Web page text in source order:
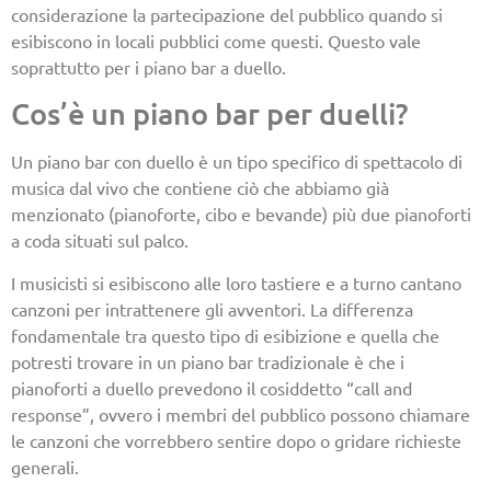
considerazione la partecipazione del pubblico quando si
esibiscono in locali pubblici come questi. Questo vale
soprattutto per i piano bar a duello.
Cos’è un piano bar per duelli?
Un piano bar con duello è un tipo specifico di spettacolo di
musica dal vivo che contiene ciò che abbiamo già
menzionato (pianoforte, cibo e bevande) più due pianoforti
a coda situati sul palco.
I musicisti si esibiscono alle loro tastiere e a turno cantano
canzoni per intrattenere gli avventori. La differenza
fondamentale tra questo tipo di esibizione e quella che
potresti trovare in un piano bar tradizionale è che i
pianoforti a duello prevedono il cosiddetto “call and
response”, ovvero i membri del pubblico possono chiamare
le canzoni che vorrebbero sentire dopo o gridare richieste
generali.